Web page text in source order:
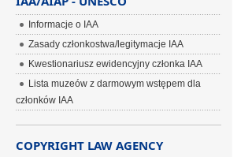
Informacje o IAA
Zasady członkostwa/legitymacje IAA
Kwestionariusz ewidencyjny członka IAA
Lista muzeów z darmowym wstępem dla
członków IAA
COPYRIGHT LAW AGENCY